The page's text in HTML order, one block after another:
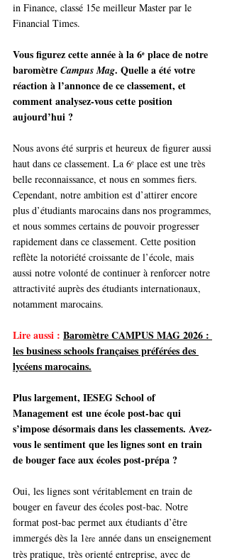
in Finance, classé 15e meilleur Master par le
Financial Times.
Vous figurez cette année à la 6ᵉ place de notre
baromètre Campus Mag. Quelle a été votre
réaction à l’annonce de ce classement, et
comment analysez-vous cette position
aujourd’hui ?
Nous avons été surpris et heureux de figurer aussi
haut dans ce classement. La 6ᵉ place est une très
belle reconnaissance, et nous en sommes fiers.
Cependant, notre ambition est d’attirer encore
plus d’étudiants marocains dans nos programmes,
et nous sommes certains de pouvoir progresser
rapidement dans ce classement. Cette position
reflète la notoriété croissante de l’école, mais
aussi notre volonté de continuer à renforcer notre
attractivité auprès des étudiants internationaux,
notamment marocains.
Lire aussi : Baromètre CAMPUS MAG 2026 :
les business schools françaises préférées des
lycéens marocains.
Plus largement, IESEG School of
Management est une école post-bac qui
s’impose désormais dans les classements. Avez-
vous le sentiment que les lignes sont en train
de bouger face aux écoles post-prépa ?
Oui, les lignes sont véritablement en train de
bouger en faveur des écoles post-bac. Notre
format post-bac permet aux étudiants d’être
immergés dès la 1ère année dans un enseignement
très pratique, très orienté entreprise, avec de